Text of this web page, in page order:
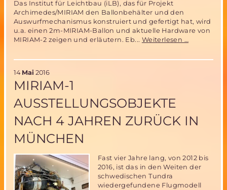
Das Institut für Leichtbau (iLB), das für Projekt
Archimedes/MIRIAM den Ballonbehälter und den
Auswurfmechanismus konstruiert und gefertigt hat, wird
u.a. einen 2m-MIRIAM-Ballon und aktuelle Hardware von
MIRIAM-2 zeigen und erläutern. Eb... Weiterlesen …
UniBW
14 Mai 2016
MIRIAM-1
AUSSTELLUNGSOBJEKTE
NACH 4 JAHREN ZURÜCK IN
MÜNCHEN
Fast vier Jahre lang, von 2012 bis
2016, ist das in den Weiten der
schwedischen Tundra
wiedergefundene Flugmodell